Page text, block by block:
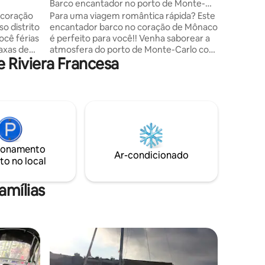
distrito
férias
de
estão
suas
o
dias
Barco encantador no porto de Monte-
Carlo
Para uma viagem romântica rápida? Este
encantador barco no coração de Mônaco
é perfeito para você!! Venha saborear a
atmosfera do porto de Monte-Carlo com
estes estabelecimentos noturnos e
restaurantes. Não é possível cozinhar no
passes para as duas Ferrari Experiences
no circuito de F1 de Mônaco e na Riviera
Francesa
no local
Ar-condicionado